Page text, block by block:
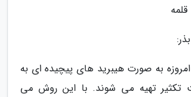
به صورت هیبرید های پیچیده ای به
تهیه می شوند. با این روش می